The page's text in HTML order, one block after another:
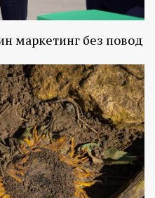
маркетинг без повод